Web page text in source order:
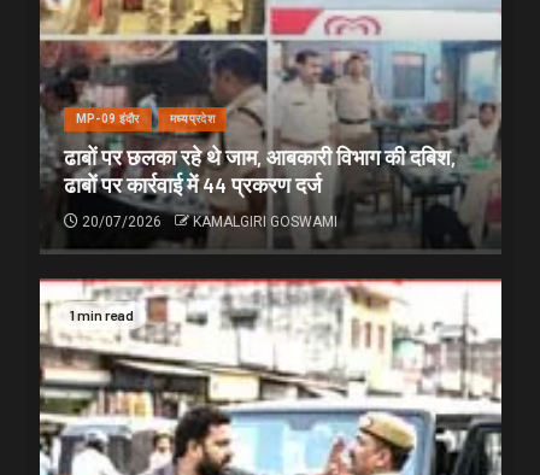
MP-09 इंदौर मध्यप्रदेश
ढाबों पर छलका रहे थे जाम, आबकारी विभाग की दबिश,
ढाबों पर कार्रवाई में 44 प्रकरण दर्ज
20/07/2026 KAMALGIRI GOSWAMI
1 min read